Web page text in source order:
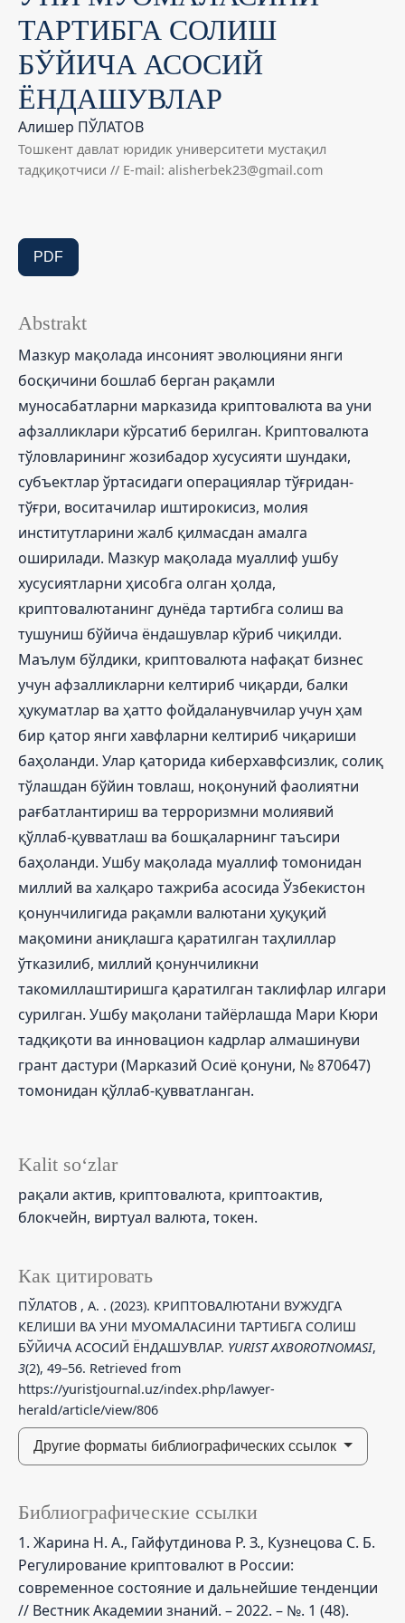
ТАРТИБГА СОЛИШ
БЎЙИЧА АСОСИЙ
ЁНДАШУВЛАР
Алишер ПЎЛАТОВ
Тошкент давлат юридик университети мустақил
тадқиқотчиси // E-mail: alisherbek23@gmail.com
PDF
Kalit so‘zlar
рақали актив, криптовалюта, криптоактив,
блокчейн, виртуал валюта, токен.
Как цитировать
ПЎЛАТОВ , А. . (2023). КРИПТОВАЛЮТАНИ ВУЖУДГА
КЕЛИШИ ВА УНИ МУОМАЛАСИНИ ТАРТИБГА СОЛИШ
БЎЙИЧА АСОСИЙ ЁНДАШУВЛАР. YURIST AXBOROTNOMASI,
3(2), 49–56. Retrieved from
https://yuristjournal.uz/index.php/lawyer-
herald/article/view/806
Другие форматы библиографических ссылок
Abstrakt
Мазкур мақолада инсоният эволюцияни янги
босқичини бошлаб берган рақамли
муносабатларни марказида криптовалюта ва уни
афзалликлари кўрсатиб берилган. Криптовалюта
тўловларининг жозибадор хусусияти шундаки,
субъектлар ўртасидаги операциялар тўғридан-
тўғри, воситачилар иштирокисиз, молия
институтларини жалб қилмасдан амалга
оширилади. Мазкур мақолада муаллиф ушбу
хусусиятларни ҳисобга олган ҳолда,
криптовалютанинг дунёда тартибга солиш ва
тушуниш бўйича ёндашувлар кўриб чиқилди.
Маълум бўлдики, криптовалюта нафақат бизнес
учун афзалликларни келтириб чиқарди, балки
ҳукуматлар ва ҳатто фойдаланувчилар учун ҳам
бир қатор янги хавфларни келтириб чиқариши
баҳоланди. Улар қаторида киберхавфсизлик, солиқ
тўлашдан бўйин товлаш, ноқонуний фаолиятни
рағбатлантириш ва терроризмни молиявий
қўллаб-қувватлаш ва бошқаларнинг таъсири
баҳоланди. Ушбу мақолада муаллиф томонидан
миллий ва халқаро тажриба асосида Ўзбекистон
қонунчилигида рақамли валютани ҳуқуқий
мақомини аниқлашга қаратилган таҳлиллар
ўтказилиб, миллий қонунчиликни
такомиллаштиришга қаратилган таклифлар илгари
сурилган. Ушбу мақолани тайёрлашда Мари Кюри
тадқиқоти ва инновацион кадрлар алмашинуви
грант дастури (Марказий Осиё қонуни, № 870647)
томонидан қўллаб-қувватланган.
Библиографические ссылки
1. Жарина Н. А., Гайфутдинова Р. З., Кузнецова С. Б.
Регулирование криптовалют в России:
современное состояние и дальнейшие тенденции
// Вестник Академии знаний. – 2022. – №. 1 (48).